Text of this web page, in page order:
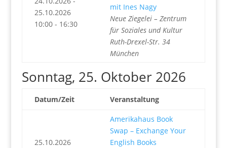
25.10.2026
10:00 - 16:30
mit Ines Nagy
Neue Ziegelei – Zentrum
für Soziales und Kultur
Ruth-Drexel-Str. 34
München
Sonntag, 25. Oktober 2026
Datum/Zeit Veranstaltung
25.10.2026
Amerikahaus Book
Swap – Exchange Your
English Books